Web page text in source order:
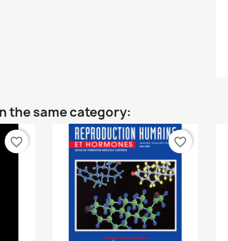
the same category:
favorite_border favorite_border